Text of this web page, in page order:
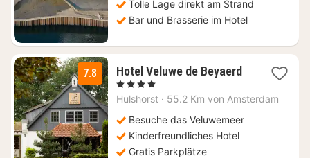
Tolle Lage direkt am Strand
Bar und Brasserie im Hotel
7.8 Hotel Veluwe de Beyaerd1
ab
€
, 4 Sterne
Hulshorst · 55.2 Km von Amsterdam
Besuche das Veluwemeer
Kinderfreundliches Hotel
Gratis Parkplätze